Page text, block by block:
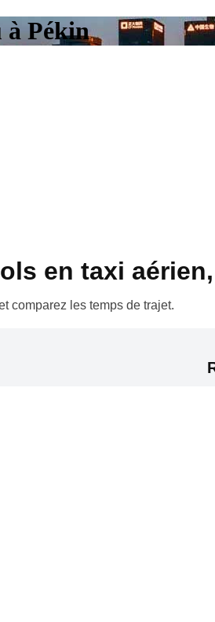
à Pékin
en taxi
comparez les temps de trajet.